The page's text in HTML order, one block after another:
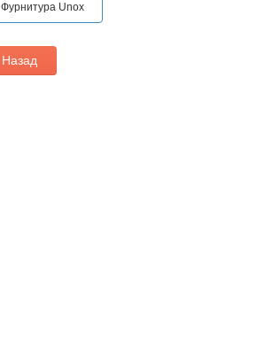
Фурнитура Unox
Назад